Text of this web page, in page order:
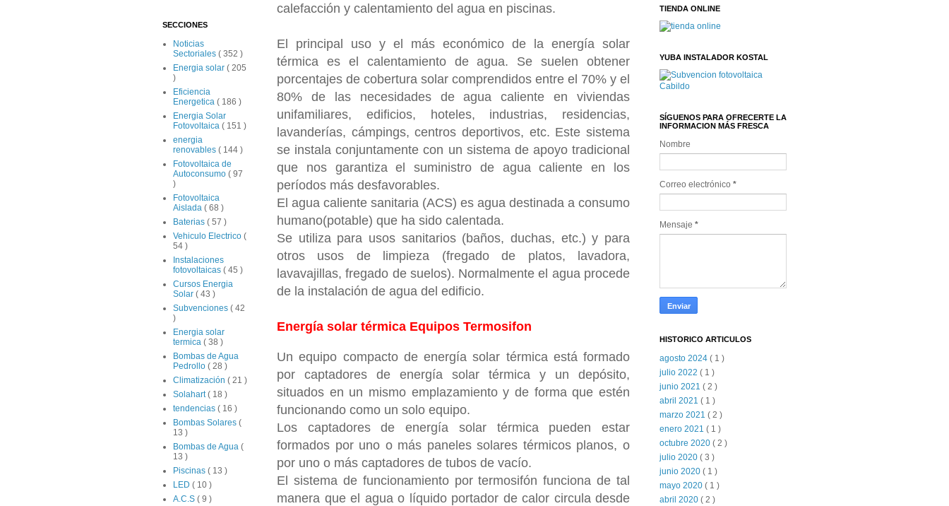
calefacción y calentamiento del agua en piscinas.
El principal uso y el más económico de la energía solar
térmica es el calentamiento de agua. Se suelen obtener
porcentajes de cobertura solar comprendidos entre el 70% y el
80% de las necesidades de agua caliente en viviendas
unifamiliares, edificios, hoteles, industrias, residencias,
lavanderías, cámpings, centros deportivos, etc. Este sistema
se instala conjuntamente con un sistema de apoyo tradicional
que nos garantiza el suministro de agua caliente en los
períodos más desfavorables.
El agua caliente sanitaria (ACS) es agua destinada a consumo
humano(potable) que ha sido calentada.
Se utiliza para usos sanitarios (baños, duchas, etc.) y para
otros usos de limpieza (fregado de platos, lavadora,
lavavajillas, fregado de suelos). Normalmente el agua procede
de la instalación de agua del edificio.
Energía solar térmica Equipos Termosifon
Un equipo compacto de energía solar térmica está formado
por captadores de energía solar térmica y un depósito,
situados en un mismo emplazamiento y de forma que estén
funcionando como un solo equipo.
Los captadores de energía solar térmica pueden estar
formados por uno o más paneles solares térmicos planos, o
por uno o más captadores de tubos de vacío.
El sistema de funcionamiento por termosifón funciona de tal
manera que el agua o líquido portador de calor circula desde
SECCIONES
Noticias
Sectoriales ( 352 )
Energia solar ( 205
)
Eficiencia
Energetica ( 186 )
Energia Solar
Fotovoltaica ( 151 )
energia
renovables ( 144 )
Fotovoltaica de
Autoconsumo ( 97
)
Fotovoltaica
Aislada ( 68 )
Baterias ( 57 )
Vehiculo Electrico (
54 )
Instalaciones
fotovoltaicas ( 45 )
Cursos Energia
Solar ( 43 )
Subvenciones ( 42
)
Energia solar
termica ( 38 )
Bombas de Agua
Pedrollo ( 28 )
Climatización ( 21 )
Solahart( 18 )
tendencias ( 16 )
Bombas Solares (
13 )
Bombas de Agua (
13 )
Piscinas ( 13 )
LED ( 10 )
A.C.S ( 9 )
TIENDA ONLINE
YUBA INSTALADOR KOSTAL
SÍGUENOS PARA OFRECERTE LA
INFORMACION MÁS FRESCA
Nombre
Correo electrónico *
Mensaje *
HISTORICO ARTICULOS
agosto 2024 ( 1 )
julio 2022 ( 1 )
junio 2021 ( 2 )
abril 2021 ( 1 )
marzo 2021 ( 2 )
enero 2021 ( 1 )
octubre 2020 ( 2 )
julio 2020 ( 3 )
junio 2020 ( 1 )
mayo 2020 ( 1 )
abril 2020 ( 2 )